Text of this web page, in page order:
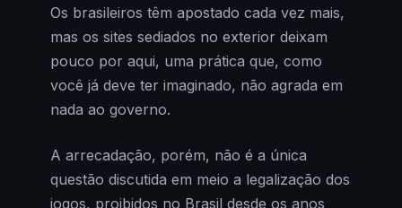
Os brasileiros têm apostado cada vez mais,
mas os sites sediados no exterior deixam
pouco por aqui, uma prática que, como
você já deve ter imaginado, não agrada em
nada ao governo.
A arrecadação, porém, não é a única
questão discutida em meio a legalização dos
jogos, proibidos no Brasil desde os anos